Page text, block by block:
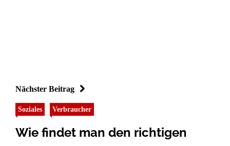
Nächster Beitrag
Soziales Verbraucher
Wie findet man den richtigen